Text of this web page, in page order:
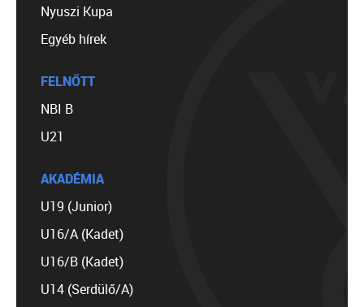
Nyuszi Kupa
Egyéb hírek
FELNŐTT
NBI B
U21
AKADÉMIA
U19 (Junior)
U16/A (Kadet)
U16/B (Kadet)
U14 (Serdülő/A)